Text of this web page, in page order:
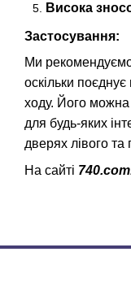
Висока
Застосування:
Ми
оскільки
ходу. Його можна
для будь-яких
дверях лівого та
На сайті